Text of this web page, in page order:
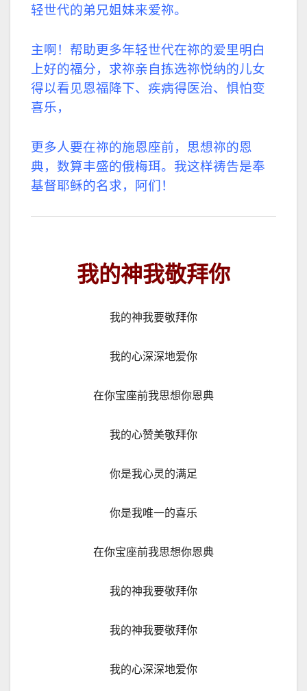
轻世代的弟兄姐妹来爱祢。
主啊！帮助更多年轻世代在祢的爱里明白
上好的福分，求祢亲自拣选祢悦纳的儿女
得以看见恩福降下、疾病得医治、惧怕变
喜乐，
更多人要在祢的施恩座前，思想祢的恩
典，数算丰盛的俄梅珥。我这样祷告是奉
基督耶稣的名求，阿们！
我的神我敬拜你
我的神我要敬拜你
我的心深深地爱你
在你宝座前我思想你恩典
我的心赞美敬拜你
你是我心灵的满足
你是我唯一的喜乐
在你宝座前我思想你恩典
我的神我要敬拜你
我的神我要敬拜你
我的心深深地爱你